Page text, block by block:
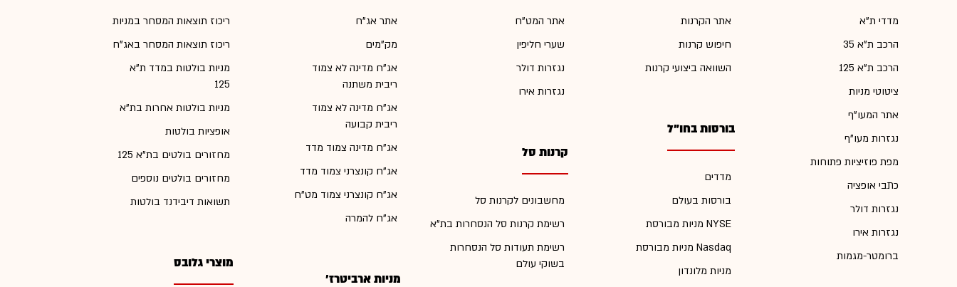
מדדי ת"א
הרכב ת"א 35
הרכב ת"א 125
ציטוטי מניות
אתר המעו"ף
נגזרות מעו"ף
מפת פוזיציות פתוחות
כתבי אופציה
נגזרות דולר
נגזרות אירו
ברומטר-מגמות
אתר הקרנות
חיפוש קרנות
השוואה ביצועי קרנות
בורסות בחו"ל
מדדים
בורסות בעולם
מניות מבורסת NYSE
מניות מבורסת Nasdaq
מניות מלונדון
אתר המט"ח
שערי חליפין
נגזרות דולר
נגזרות אירו
קרנות סל
מחשבונים לקרנות סל
רשימת קרנות סל הנסחרות בת"א
רשימת תעודות סל הנסחרות
בשוקי עולם
אתר אג"ח
מק"מים
אג"ח מדינה לא צמוד
ריבית משתנה
אג"ח מדינה לא צמוד
ריבית קבועה
אג"ח מדינה צמוד מדד
אג"ח קונצרני צמוד מדד
אג"ח קונצרני צמוד מט"ח
אג"ח להמרה
מניות ארביטרז'
ריכוז תוצאות המסחר במניות
ריכוז תוצאות המסחר באג"ח
מניות בולטות במדד ת"א
125
מניות בולטות אחרות בת"א
אופציות בולטות
מחזורים בולטים בת"א 125
מחזורים בולטים נוספים
תשואות דיבידנד בולטות
מוצרי גלובס